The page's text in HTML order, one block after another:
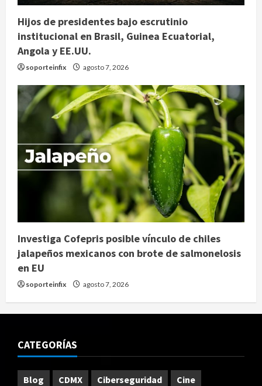
Hijos de presidentes bajo escrutinio
institucional en Brasil, Guinea Ecuatorial,
Angola y EE.UU.
soporteinfix agosto 7, 2026
Investiga Cofepris posible vínculo de chiles
jalapeños mexicanos con brote de salmonelosis
en EU
soporteinfix agosto 7, 2026
CATEGORÍAS
Blog CDMX Ciberseguridad
Cine